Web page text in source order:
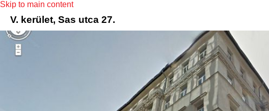
Skip to main content
V. kerület, Sas utca 27.